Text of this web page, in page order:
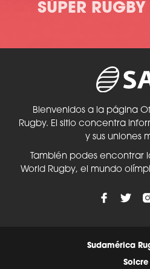
SÚPER
Bienvenidos a la página
Rugby. El sitio concentra
y sus uniones
También podes encontrar
World Rugby, el mundo
Sudamérica
Solcre